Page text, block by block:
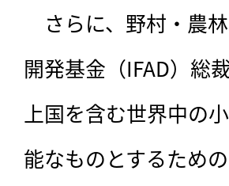
さらに、野村・農
開発基金（IFAD）総
上国を含む世界中の
能なものとするため